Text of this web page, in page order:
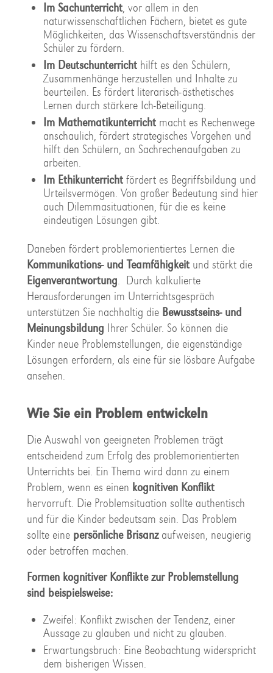
Im Sachunterricht, vor allem in den
naturwissenschaftlichen Fächern, bietet es gute
Möglichkeiten, das Wissenschaftsverständnis der
Schüler zu fördern.
Im Deutschunterrichthilft es den Schülern,
Zusammenhänge herzustellen und Inhalte zu
beurteilen. Es fördert literarisch-ästhetisches
Lernen durch stärkere Ich-Beteiligung.
Im Mathematikunterrichtmacht es Rechenwege
anschaulich, fördert strategisches Vorgehen und
hilft den Schülern, an Sachrechenaufgaben zu
arbeiten.
Im Ethikunterrichtfördert es Begriffsbildung und
Urteilsvermögen. Von großer Bedeutung sind hier
auch Dilemmasituationen, für die es keine
eindeutigen Lösungen gibt.
Daneben fördert problemorientiertes Lernen die
Kommunikations- und Teamfähigkeitund stärkt die
Eigenverantwortung. Durch kalkulierte
Herausforderungen im Unterrichtsgespräch
unterstützen Sie nachhaltig die Bewusstseins- und
Meinungsbildung Ihrer Schüler. So können die
Kinder neue Problemstellungen, die eigenständige
Lösungen erfordern, als eine für sie lösbare Aufgabe
ansehen.
Wie Sie ein Problem entwickeln
Die Auswahl von geeigneten Problemen trägt
entscheidend zum Erfolg des problemorientierten
Unterrichts bei. Ein Thema wird dann zu einem
Problem, wenn es einen kognitiven Konflikt
hervorruft. Die Problemsituation sollte authentisch
und für die Kinder bedeutsam sein. Das Problem
sollte eine persönliche Brisanzaufweisen, neugierig
oder betroffen machen.
Formen kognitiver Konflikte zur Problemstellung
sind beispielsweise:
Zweifel: Konflikt zwischen der Tendenz, einer
Aussage zu glauben und nicht zu glauben.
Erwartungsbruch: Eine Beobachtung widerspricht
dem bisherigen Wissen.